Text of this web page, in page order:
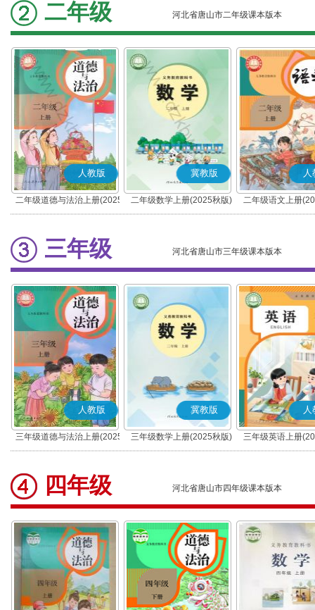
二年级 河北省唐山市二年级课本版本
人教版
二年级道德与法治上册(2025
秋版)(部编版)
冀教版
二年级数学上册(2025秋版)
人
二年级语文上册
(部编版)
三年级 河北省唐山市三年级课本版本
人教版
三年级道德与法治上册(2025
秋版)(部编版)
冀教版
三年级数学上册(2025秋版)
人
三年级英语上册
(PEP)
四年级 河北省唐山市四年级课本版本